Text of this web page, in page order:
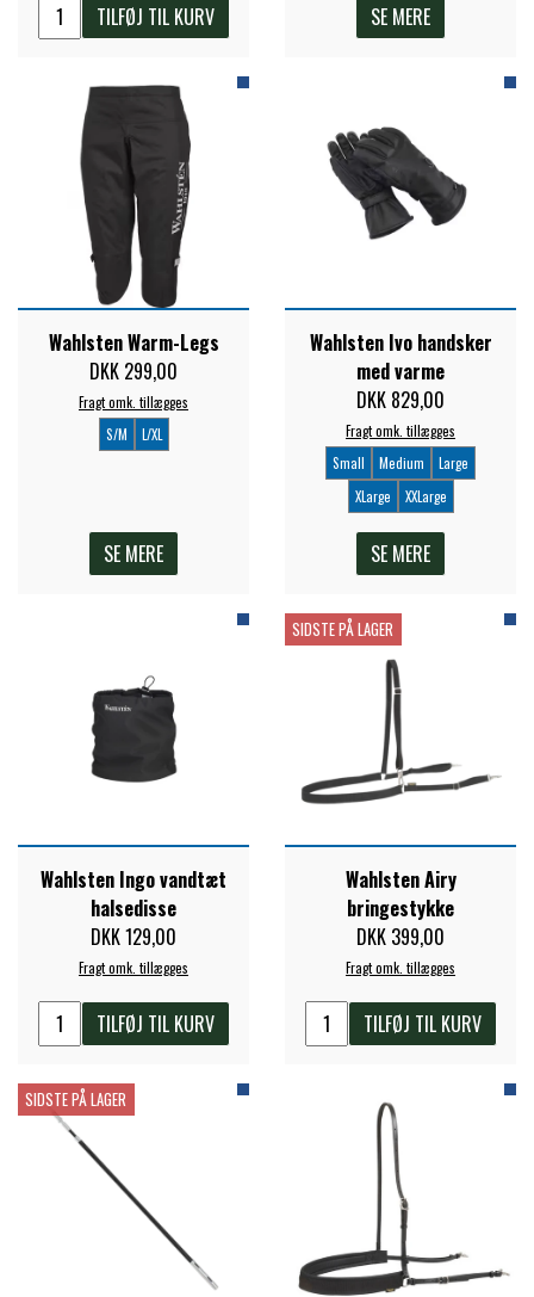
WAHLSTEN
WALDHAUSEN
QHP -BRANDS OF Q
PREMIER EQUINE INSEKTBESKYTTELSE
TILFØJ TIL KURV SE MERE
Wahlsten Warm-Legs
DKK 299,00
Fragt omk. tillægges
S/M
L/XL
SE MERE
Wahlsten Ivo handsker
med varme
DKK 829,00
Fragt omk. tillægges
Small
Medium
Large
XLarge
XXLarge
SE MERE
Wahlsten Ingo vandtæt
halsedisse
DKK 129,00
Fragt omk. tillægges
TILFØJ TIL KURV
SIDSTE PÅ LAGER
Wahlsten Airy
bringestykke
DKK 399,00
Fragt omk. tillægges
TILFØJ TIL KURV
SIDSTE PÅ LAGER